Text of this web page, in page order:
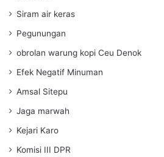
Siram air keras
Pegunungan
obrolan warung kopi Ceu Denok
Efek Negatif Minuman
Amsal Sitepu
Jaga marwah
Kejari Karo
Komisi III DPR